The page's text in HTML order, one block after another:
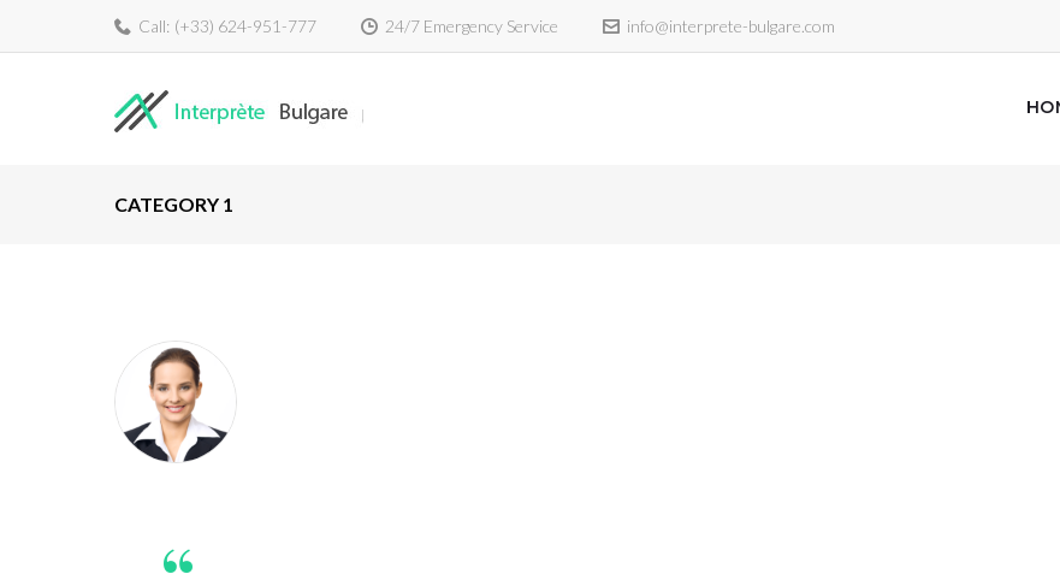
Call: (+33) 624-951-777 24/7 Emergency Service info@interprete-bulgare.com
CATEGORY 1